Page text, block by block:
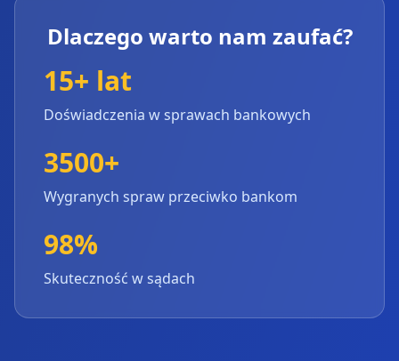
Dlaczego warto nam zaufać?
15+ lat
Doświadczenia w sprawach bankowych
3500+
Wygranych spraw przeciwko bankom
98%
Skuteczność w sądach